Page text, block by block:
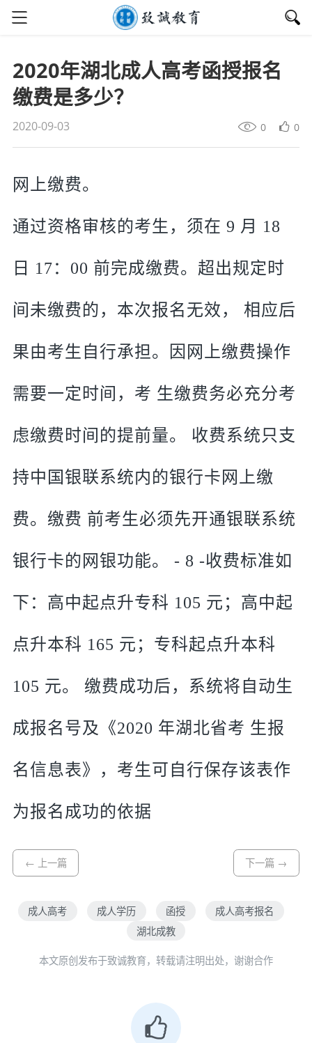
2020年湖北成人高考函授报名
缴费是多少？
2020-09-03 0 0
网上缴费。
通过资格审核的考生，须在 9 月 18
日 17：00 前完成缴费。超出规定时
间未缴费的，本次报名无效， 相应后
果由考生自行承担。因网上缴费操作
需要一定时间，考 生缴费务必充分考
虑缴费时间的提前量。 收费系统只支
持中国银联系统内的银行卡网上缴
费。缴费 前考生必须先开通银联系统
银行卡的网银功能。 - 8 -收费标准如
下：高中起点升专科 105 元；高中起
点升本科 165 元；专科起点升本科
105 元。 缴费成功后，系统将自动生
成报名号及《2020 年湖北省考 生报
名信息表》，考生可自行保存该表作
为报名成功的依据
← 上一篇 下一篇 →
成人高考 成人学历 函授
成人高考报名
湖北成教
本文原创发布于致诚教育，转载请注明出处，谢谢合作